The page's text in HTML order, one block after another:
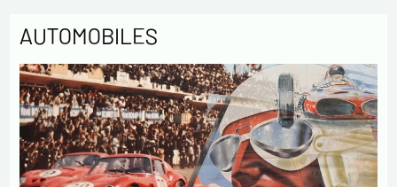
AUTOMOBILES